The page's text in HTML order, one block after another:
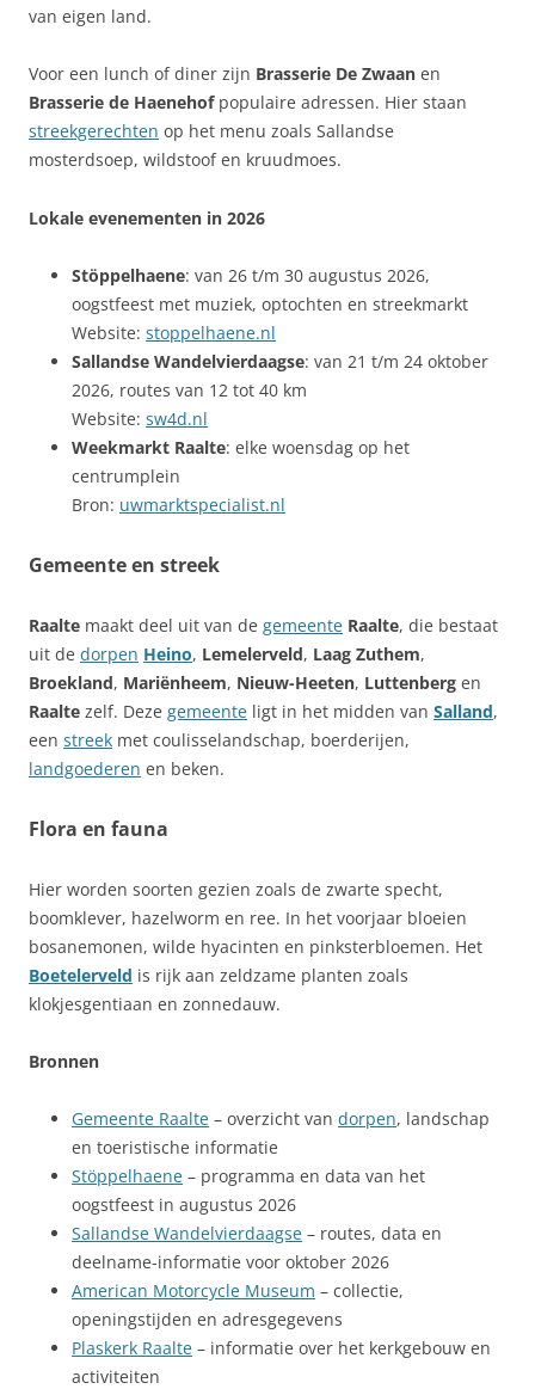
van eigen land.
Voor een lunch of diner zijn Brasserie De Zwaan en
Brasserie de Haenehofpopulaire adressen. Hier staan
streekgerechten op het menu zoals Sallandse
mosterdsoep, wildstoof en kruudmoes.
Lokale evenementen in 2026
Stöppelhaene: van 26 t/m 30 augustus 2026,
oogstfeest met muziek, optochten en streekmarkt
Website: stoppelhaene.nl
Sallandse Wandelvierdaagse: van 21 t/m 24 oktober
2026, routes van 12 tot 40 km
Website: sw4d.nl
Weekmarkt Raalte: elke woensdag op het
centrumplein
Bron: uwmarktspecialist.nl
Gemeente en streek
Raalte maakt deel uit van de gemeente Raalte, die bestaat
uit de dorpen Heino, Lemelerveld, Laag Zuthem,
Broekland, Mariënheem, Nieuw-Heeten, Luttenberg en
Raalte zelf. Deze gemeente ligt in het midden van Salland,
een streek met coulisselandschap, boerderijen,
landgoederen en beken.
Flora en fauna
Hier worden soorten gezien zoals de zwarte specht,
boomklever, hazelworm en ree. In het voorjaar bloeien
bosanemonen, wilde hyacinten en pinksterbloemen. Het
Boetelerveld is rijk aan zeldzame planten zoals
klokjesgentiaan en zonnedauw.
Bronnen
Gemeente Raalte – overzicht van dorpen, landschap
en toeristische informatie
Stöppelhaene – programma en data van het
oogstfeest in augustus 2026
Sallandse Wandelvierdaagse – routes, data en
deelname-informatie voor oktober 2026
American Motorcycle Museum – collectie,
openingstijden en adresgegevens
Plaskerk Raalte – informatie over het kerkgebouw en
activiteiten